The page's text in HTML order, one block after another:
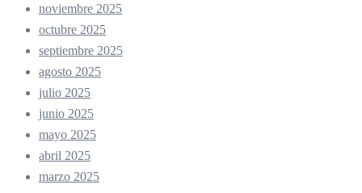
noviembre 2025
octubre 2025
septiembre 2025
agosto 2025
julio 2025
junio 2025
mayo 2025
abril 2025
marzo 2025